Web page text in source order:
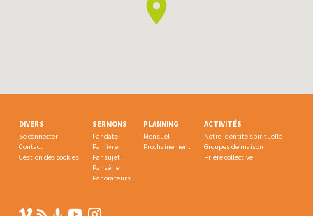
DIVERS
Se connecter
Contact
Gestion des cookies
SERMONS
Par date
Par livre
Par sujet
Par série
Par orateurs
PLANNING
Mensuel
Prochainement
ACTIVITÉS
Notre identité spirituelle
Groupes de maison
Prière collective